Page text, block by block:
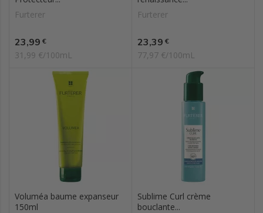
Furterer
Prix
23,99 €
31,99 €/100mL
Furterer
Prix
23,39 €
77,97 €/100mL
Voluméa baume expanseur
150ml
Sublime Curl crème
bouclante...